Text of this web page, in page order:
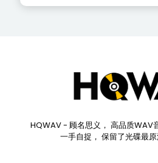
HQWAV - 顾名思义， 高品质WAV
一手自捉， 保留了光碟最原